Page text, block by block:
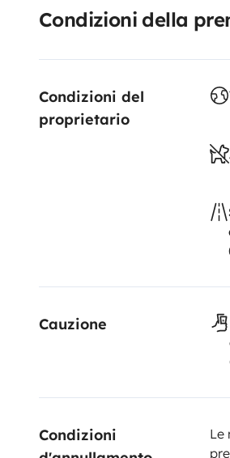
Condizioni della
Condizioni del
proprietario
Cauzione
Condizioni
Le